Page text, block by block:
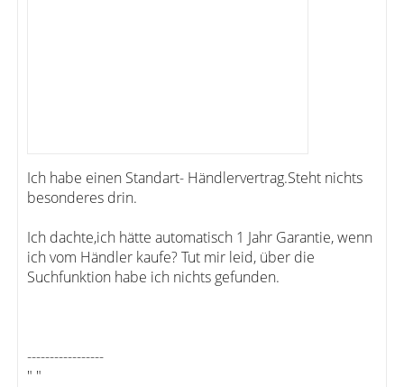
Ich habe einen Standart- Händlervertrag.Steht nichts
besonderes drin.
Ich dachte,ich hätte automatisch 1 Jahr Garantie, wenn
ich vom Händler kaufe? Tut mir leid, über die
Suchfunktion habe ich nichts gefunden.
-----------------
" "